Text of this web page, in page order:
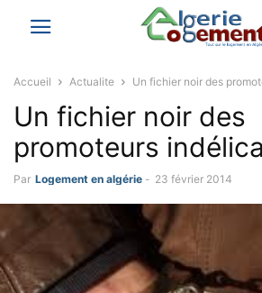
Accueil Actualite Un fichier noir des
Un fichier noir des
promoteurs
Par Logement en algérie - 23 février 2014